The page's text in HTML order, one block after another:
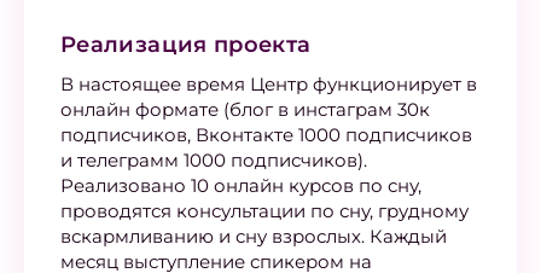
Реализация проекта
В настоящее время Центр функционирует в
онлайн формате (блог в инстаграм 30к
подписчиков, Вконтакте 1000 подписчиков
и телеграмм 1000 подписчиков).
Реализовано 10 онлайн курсов по сну,
проводятся консультации по сну, грудному
вскармливанию и сну взрослых. Каждый
месяц выступление спикером на